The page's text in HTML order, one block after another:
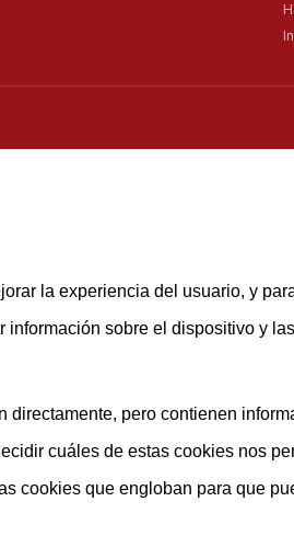
la experiencia del usuario, y
sobre el dispositivo y
pero contienen
cuáles de estas cookies nos
cookies que engloban para que